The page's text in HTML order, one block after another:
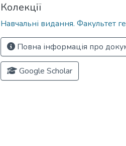
Колекції
Навчальні видання. Факультет
Повна інформація про
Google Scholar